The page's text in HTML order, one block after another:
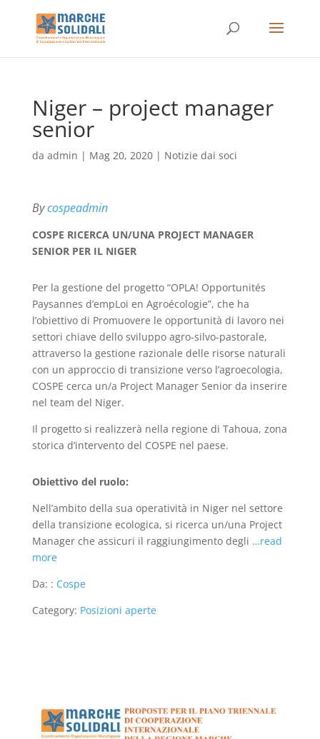
Niger – project manager
senior
da admin | Mag 20, 2020| Notizie dai soci
Bycospeadmin
COSPE RICERCA UN/UNA PROJECT MANAGER
SENIOR PER IL NIGER
Per la gestione del progetto “OPLA! Opportunités
Paysannes d’empLoi en Agroécologie”, che ha
l’obiettivo di Promuovere le opportunità di lavoro nei
settori chiave dello sviluppo agro-silvo-pastorale,
attraverso la gestione razionale delle risorse naturali
con un approccio di transizione verso l’agroecologia,
COSPE cerca un/a Project Manager Senior da inserire
nel team del Niger.
Il progetto si realizzerà nella regione di Tahoua, zona
storica d’intervento del COSPE nel paese.
Obiettivo del ruolo:
Nell’ambito della sua operatività in Niger nel settore
della transizione ecologica, si ricerca un/una Project
Manager che assicuri il raggiungimento degli …read
more
Da: : Cospe
Category: Posizioni aperte